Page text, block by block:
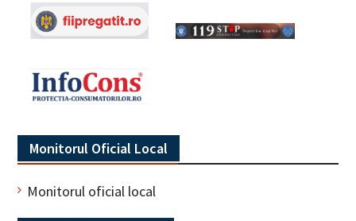
Monitorul Oficial Local
Monitorul oficial local